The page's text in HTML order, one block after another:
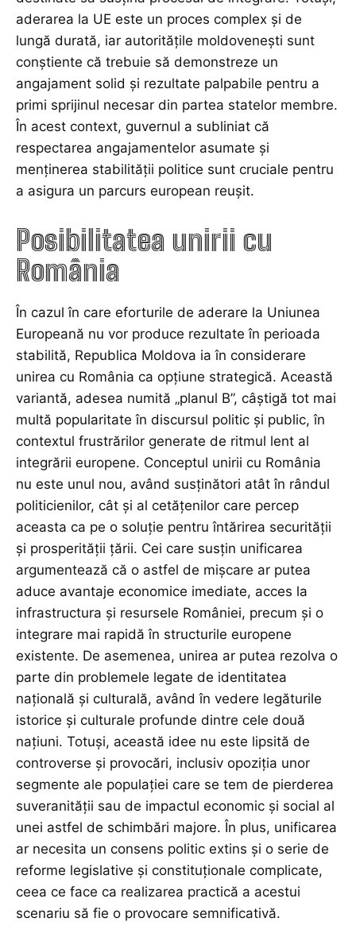
aderarea la UE este un proces complex și de
lungă durată, iar autoritățile moldovenești sunt
conștiente că trebuie să demonstreze un
angajament solid și rezultate palpabile pentru a
primi sprijinul necesar din partea statelor membre.
În acest context, guvernul a subliniat că
respectarea angajamentelor asumate și
menținerea stabilității politice sunt cruciale pentru
a asigura un parcurs european reușit.
Posibilitatea unirii cu
România
În cazul în care eforturile de aderare la Uniunea
Europeană nu vor produce rezultate în perioada
stabilită, Republica Moldova ia în considerare
unirea cu România ca opțiune strategică. Această
variantă, adesea numită „planul B”, câștigă tot mai
multă popularitate în discursul politic și public, în
contextul frustrărilor generate de ritmul lent al
integrării europene. Conceptul unirii cu România
nu este unul nou, având susținători atât în rândul
politicienilor, cât și al cetățenilor care percep
aceasta ca pe o soluție pentru întărirea securității
și prosperității țării. Cei care susțin unificarea
argumentează că o astfel de mișcare ar putea
aduce avantaje economice imediate, acces la
infrastructura și resursele României, precum și o
integrare mai rapidă în structurile europene
existente. De asemenea, unirea ar putea rezolva o
parte din problemele legate de identitatea
națională și culturală, având în vedere legăturile
istorice și culturale profunde dintre cele două
națiuni. Totuși, această idee nu este lipsită de
controverse și provocări, inclusiv opoziția unor
segmente ale populației care se tem de pierderea
suveranității sau de impactul economic și social al
unei astfel de schimbări majore. În plus, unificarea
ar necesita un consens politic extins și o serie de
reforme legislative și constituționale complicate,
ceea ce face ca realizarea practică a acestui
scenariu să fie o provocare semnificativă.